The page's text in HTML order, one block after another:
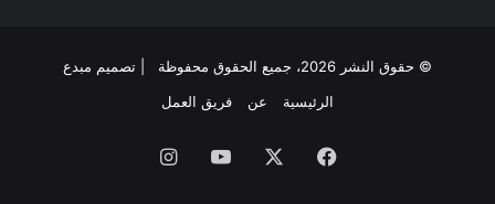
© حقوق النشر 2026، جميع الحقوق محفوظة | تصميم
مبدع
الرئيسية
عن فريق العمل
فيسبوك ‫YouTubeانستقرام